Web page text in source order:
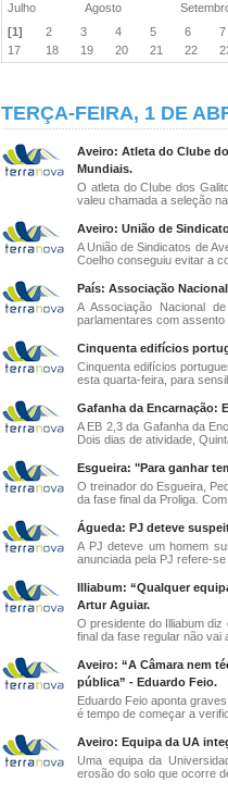
Julho
Agosto
[1]
2 3 4 5 6
17
18 19 20 21 22
TERÇA-FEIRA, 1 DE
Aveiro: Atleta do Clube
Mundiais.
O atleta do CIube dos
valeu chamada a seleção
Aveiro: União de
A União de Sindicatos de
Coelho conseguiu evitar a
País: Associação
A Associação Nacional
parlamentares com assento
Cinquenta edifícios
Cinquenta edifícios
esta quarta-feira, para
Gafanha da Encarnação:
A EB 2,3 da Gafanha da
Dois dias de atividade,
Esgueira: "Para ganhar
O treinador do Esgueira,
da fase final da Proliga.
Águeda: PJ deteve
A PJ deteve um homem
anunciada pela PJ refere-
Illiabum: “Qualquer
Artur Aguiar.
O presidente do Illiabum
final da fase regular não vai
Aveiro: “A Câmara nem
pública” - Eduardo Feio.
Eduardo Feio aponta
é tempo de começar a
Aveiro: Equipa da UA
Uma equipa da
erosão do solo que ocorre